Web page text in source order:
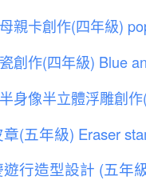
親卡創作(四年級)
創作(四年級) Blue
身像半立體浮雕創作
(五年級) Eraser
行造型設計 (五年